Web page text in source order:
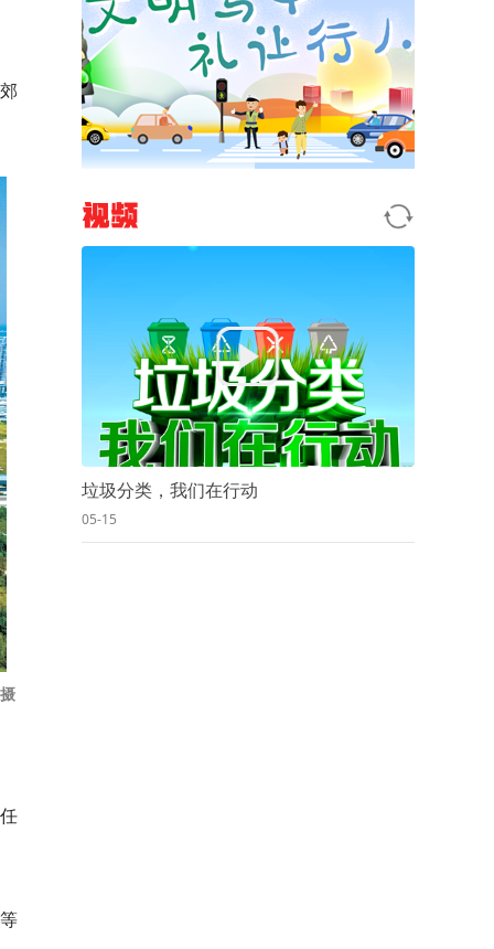
视频
垃圾分类，我们在行动
05-15